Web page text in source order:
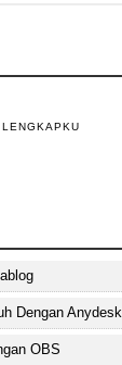
Dengan Anydesk
OBS